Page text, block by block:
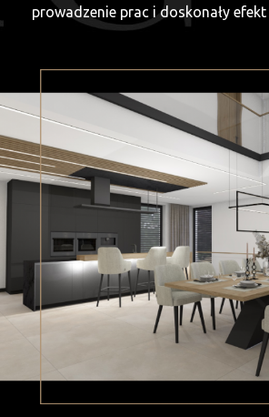
prowadzenie prac i doskonały